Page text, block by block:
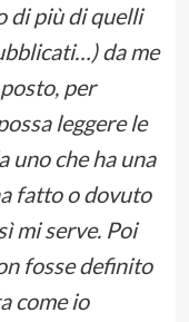
di più di quelli
da me
per
leggere le
uno che ha una
fatto o dovuto
mi serve. Poi
fosse definito
come io